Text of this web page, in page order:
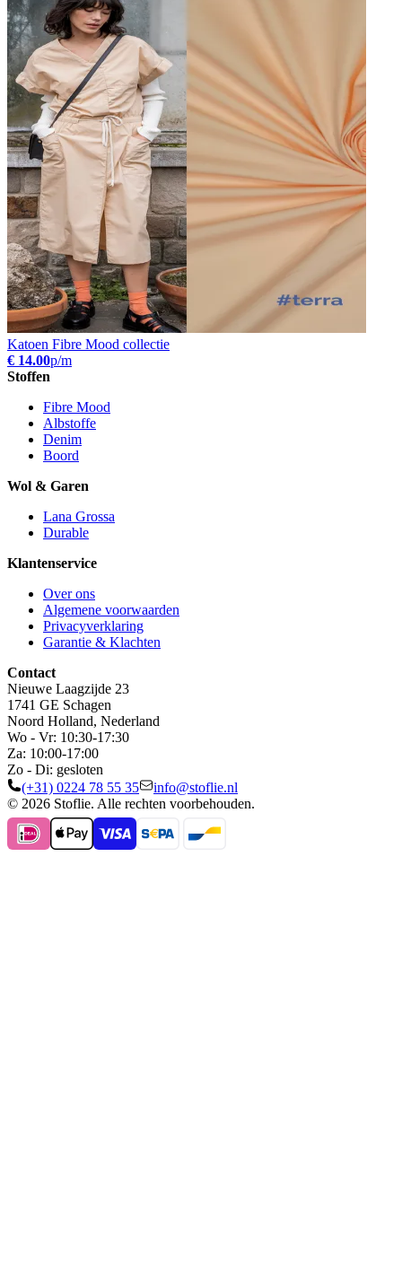
Katoen Fibre Mood collectie
€ 14.00p/m
Stoffen
Fibre Mood
Albstoffe
Denim
Boord
Wol & Garen
Lana Grossa
Durable
Klantenservice
Over ons
Algemene voorwaarden
Privacyverklaring
Garantie & Klachten
Contact
Nieuwe Laagzijde 23
1741 GE Schagen
Noord Holland, Nederland
Wo - Vr: 10:30-17:30
Za: 10:00-17:00
Zo - Di: gesloten
(+31) 0224 78 55 35
info@stoflie.nl
© 2026 Stoflie. Alle rechten voorbehouden.